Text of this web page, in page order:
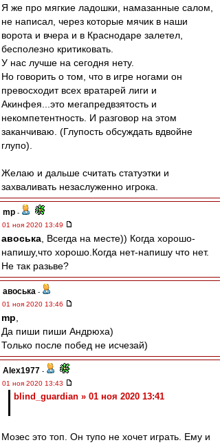
Я же про мягкие ладошки, намазанные салом,
не написал, через которые мячик в наши
ворота и вчера и в Краснодаре залетел,
бесполезно критиковать.
У нас лучше на сегодня нету.
Но говорить о том, что в игре ногами он
превосходит всех вратарей лиги и
Акинфея...это мегапредвзятость и
некомпетентность. И разговор на этом
заканчиваю. (Глупость обсуждать вдвойне
глупо).
Желаю и дальше считать статуэтки и
захваливать незаслуженно игрока.
mp -
01 ноя 2020 13:49
авоська , Всегда на месте)) Когда хорошо-
напишу,что хорошо.Когда нет-напишу что нет.
Не так разьве?
авоська -
01 ноя 2020 13:46
mp
Да пиши пиши Андрюха)
Только после побед не исчезай)
Alex1977 -
01 ноя 2020 13:43
blind_guardian » 01 ноя 2020 13:41
Мозес это топ. Он тупо не хочет играть. Ему и